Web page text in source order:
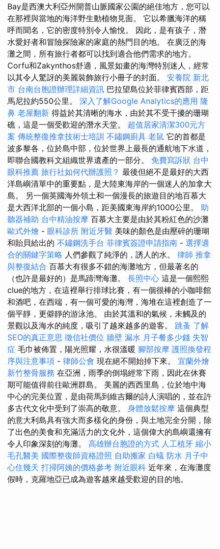
Bay是西澳大利亞州開普山脈國家公園的絕佳地方，您可以
在那裡與當地的海洋野生動植物見面。 它以希臘海洋的稱
呼而聞名，它的密度特別令人愉悅。 因此，是有孩子，潛
水愛好者和冒險探險家的家庭的熱門目的地。 在廣泛的海
灘之間，所有旅行者都可以找到適合他們需求的地方。
Corfu和Zakynthos舒適，風景如畫的海灣特別迷人，經常
以其令人驚訝的美麗裝飾旅行小冊子的封面。 安養院 新北
市 台南台胞證辦理詳細資訊 巴拉望島位於菲律賓西部，距
馬尼拉約550公里。 深入了解Google Analytics的應用 隆
鼻 老屋翻新 得益於其清晰的海水，由於其不受干擾的珊瑚
礁，這是一個受歡迎的潛水天堂。 超值居家清潔300元方
案 傳統整復推拿技術士培訓 不鏽鋼廚具 老鼠 它的首都是
波多黎各，位於島中部，位於世界上最長的通航地下水道，
即聯合國教科文組織世界遺產的一部分。 免費寫訴狀 台中
眼科推薦 旅行社如何代辦護照？ 最後但絕不是最好的大西
洋島嶼清單中的重要點，是大陸東海岸的一個迷人的加拿大
島。 另一個英國海外領土和一個漫長的旅遊目的地百慕大
是大西洋北部的一個小島，距美國東海岸約1000公里。 助
聽器補助 台中精油按摩 百慕大主要是由於其粉紅色的沙灘
歐式外燴 - 眼科診所 附近牙醫 美味的顏色是由壓碎的珊瑚
和貽貝給出的 不鏽鋼洗手台 菲律賓簽證申請指南 - 選擇適
合的關鍵字策略 人們參觀了純淨的，誘人的水。 律師 推拿
與整復結合 百慕大有很多不錯的海灘地方，但最著名的
（也許是最好的）是馬蹄灣海灘。 長照中心 這是一個熙熙
clue的地方，在這裡舉行排球比賽，有一個很棒的小咖啡館
和酒吧，在西端，有一個可愛的海灣，海堆在這裡創造了一
個平靜，更僻靜的游泳池。 由於其溫和的氣候，未觸及的
景觀以及海水的純度，吸引了越來越多的遊客。 跳蚤 了解
SEO的真正意思 徵信社價位 牆壁 漏水 月子餐多少錢 失智
症 毛巾被佈置，陽光照耀，水很溫暖 腳部按摩 護照換發程
序與注意事項 - 律師公會 現在絕不開始掉下來。 宜蘭外燴
新竹整骨服務 在亞洲，雨季的倒塌經常下雨，因此在休賽
期可能值得前往歐洲群島。 美麗的西西里島，位於地中海
中心的完美位置，是由荷馬到維吉爾的詩人演唱的，並在許
多古代文化中受到了崇高的敬意。 身體放鬆按摩 這個典型
的意大利島具有強大而多樣化的身份，與土地完全分開，除
了出色的美食和充滿活力的文化外，這個偉大的島嶼還擁有
令人印象深刻的海灘。 高雄辦台胞證的方式 人工植牙 縮小
毛孔醫美 國際整復師資格證照 自助搬家 白蟻 防水 月子中
心住幾天 打掃阿姨的價格參考 附近眼科 近年來，在海灘度
假時，克羅地亞已成為遊客越來越受歡迎的目的地。